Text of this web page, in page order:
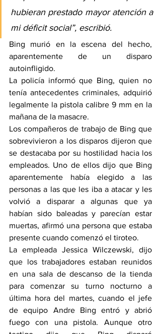
hubieran prestado mayor atención a
mi déficit social”, escribió.
Bing murió en la escena del hecho,
aparentemente de un disparo
autoinfligido.
La policía informó que Bing, quien no
tenía antecedentes criminales, adquirió
legalmente la pistola calibre 9 mm en la
mañana de la masacre.
Los compañeros de trabajo de Bing que
sobrevivieron a los disparos dijeron que
se destacaba por su hostilidad hacia los
empleados. Uno de ellos dijo que Bing
aparentemente había elegido a las
personas a las que les iba a atacar y les
volvió a disparar a algunas que ya
habían sido baleadas y parecían estar
muertas, afirmó una persona que estaba
presente cuando comenzó el tiroteo.
La empleada Jessica Wilczewski, dijo
que los trabajadores estaban reunidos
en una sala de descanso de la tienda
para comenzar su turno nocturno a
última hora del martes, cuando el jefe
de equipo Andre Bing entró y abrió
fuego con una pistola. Aunque otro